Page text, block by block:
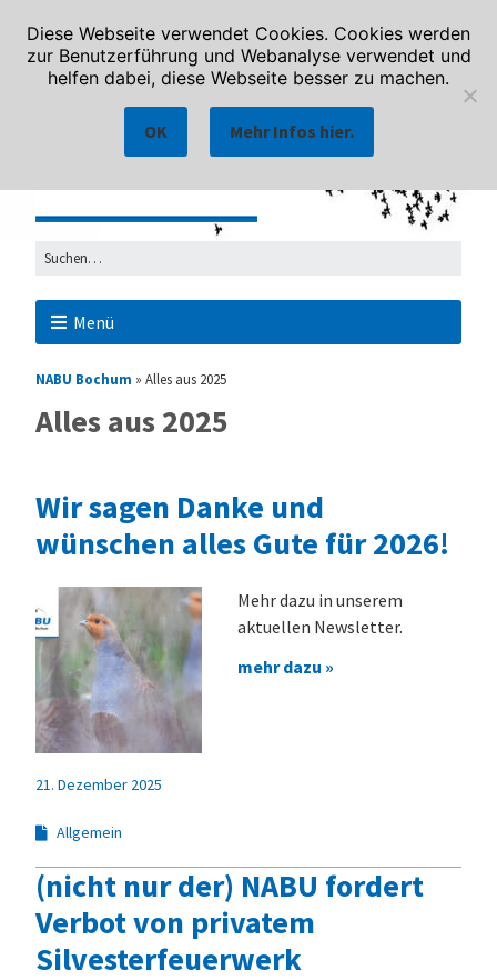
Menü
NABU Bochum » Alles aus 2025
Alles aus 2025
Wir sagen Danke und
wünschen alles Gute für 2026!
Mehr dazu in unserem
aktuellen Newsletter.
mehr dazu »
21. Dezember 2025
Allgemein
(nicht nur der) NABU fordert
Verbot von privatem
Silvesterfeuerwerk
Diese Webseite verwendet Cookies. Cookies werden
zur Benutzerführung und Webanalyse verwendet und
helfen dabei, diese Webseite besser zu machen.
OK Mehr Infos hier.